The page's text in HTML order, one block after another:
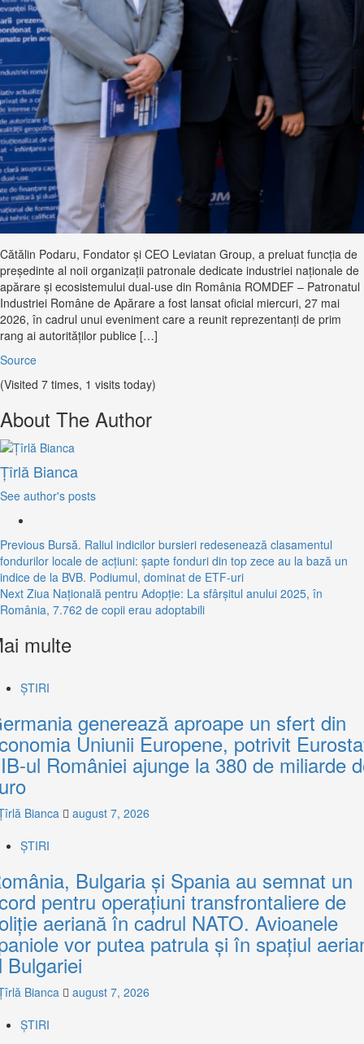
Cătălin Podaru, Fondator și CEO Leviatan Group, a preluat funcţia de
președinte al noii organizaţii patronale dedicate industriei naţionale de
apărare și ecosistemului dual-use din România ROMDEF – Patronatul
Industriei Române de Apărare a fost lansat oficial miercuri, 27 mai
2026, în cadrul unui eveniment care a reunit reprezentanţi de prim
rang ai autorităţilor publice […]
Source
(Visited 7 times, 1 visits today)
About The Author
Țîrlă Bianca
See author's posts
Continue
Reading
Previous Bursă. Raliul indicilor bursieri redesenează clasamentul
fondurilor locale de acţiuni: şapte fonduri din top zece au la bază un
indice de la BVB. Podiumul, dominat de ETF-uri
Next Ziua Națională pentru Adopție: La sfârșitul anului 2025, în
România, 7.762 de copii erau adoptabili
multe
ȘTIRI
generează aproape un sfert din
Uniunii Europene, potrivit
ul României ajunge la 380 de miliarde
Bianca
august 7, 2026
ȘTIRI
Bulgaria și Spania au semnat un
pentru operațiuni transfrontaliere de
aeriană în cadrul NATO. Avioanele
vor putea patrula și în spațiul
Bulgariei
Bianca
august 7, 2026
ȘTIRI